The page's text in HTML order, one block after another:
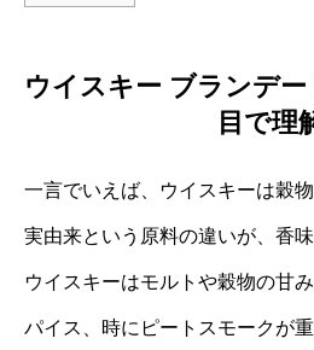
ウイスキー ブランデ
目で理
一言でいえば、ウイスキーは穀
実由来という原料の違いが、香
ウイスキーはモルトや穀物の甘
パイス、時にピートスモークが